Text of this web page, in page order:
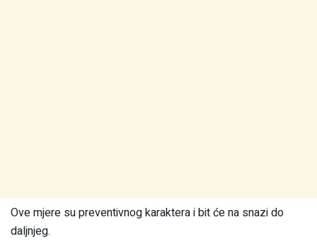
Ove mjere su preventivnog karaktera i bit će na snazi do
daljnjeg.